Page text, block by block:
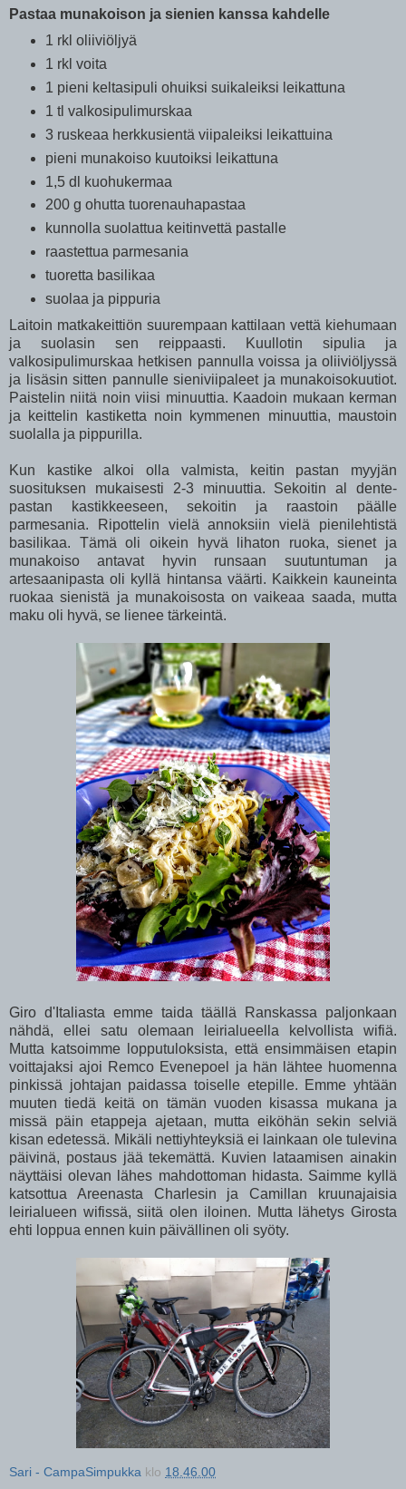
Pastaa munakoison ja sienien kanssa kahdelle
1 rkl oliiviöljyä
1 rkl voita
1 pieni keltasipuli ohuiksi suikaleiksi leikattuna
1 tl valkosipulimurskaa
3 ruskeaa herkkusientä viipaleiksi leikattuina
pieni munakoiso kuutoiksi leikattuna
1,5 dl kuohukermaa
200 g ohutta tuorenauhapastaa
kunnolla suolattua keitinvettä pastalle
raastettua parmesania
tuoretta basilikaa
suolaa ja pippuria
Laitoin matkakeittiön suurempaan kattilaan vettä kiehumaan
ja suolasin sen reippaasti. Kuullotin sipulia ja
valkosipulimurskaa hetkisen pannulla voissa ja oliiviöljyssä
ja lisäsin sitten pannulle sieniviipaleet ja munakoisokuutiot.
Paistelin niitä noin viisi minuuttia. Kaadoin mukaan kerman
ja keittelin kastiketta noin kymmenen minuuttia, maustoin
suolalla ja pippurilla.
Kun kastike alkoi olla valmista, keitin pastan myyjän
suosituksen mukaisesti 2-3 minuuttia. Sekoitin al dente-
pastan kastikkeeseen, sekoitin ja raastoin päälle
parmesania. Ripottelin vielä annoksiin vielä pienilehtistä
basilikaa. Tämä oli oikein hyvä lihaton ruoka, sienet ja
munakoiso antavat hyvin runsaan suutuntuman ja
artesaanipasta oli kyllä hintansa väärti. Kaikkein kauneinta
ruokaa sienistä ja munakoisosta on vaikeaa saada, mutta
maku oli hyvä, se lienee tärkeintä.
Giro d'Italiasta emme taida täällä Ranskassa paljonkaan
nähdä, ellei satu olemaan leirialueella kelvollista wifiä.
Mutta katsoimme lopputuloksista, että ensimmäisen etapin
voittajaksi ajoi Remco Evenepoel ja hän lähtee huomenna
pinkissä johtajan paidassa toiselle etepille. Emme yhtään
muuten tiedä keitä on tämän vuoden kisassa mukana ja
missä päin etappeja ajetaan, mutta eiköhän sekin selviä
kisan edetessä. Mikäli nettiyhteyksiä ei lainkaan ole tulevina
päivinä, postaus jää tekemättä. Kuvien lataamisen ainakin
näyttäisi olevan lähes mahdottoman hidasta. Saimme kyllä
katsottua Areenasta Charlesin ja Camillan kruunajaisia
leirialueen wifissä, siitä olen iloinen. Mutta lähetys Girosta
ehti loppua ennen kuin päivällinen oli syöty.
Sari - CampaSimpukka klo 18.46.00